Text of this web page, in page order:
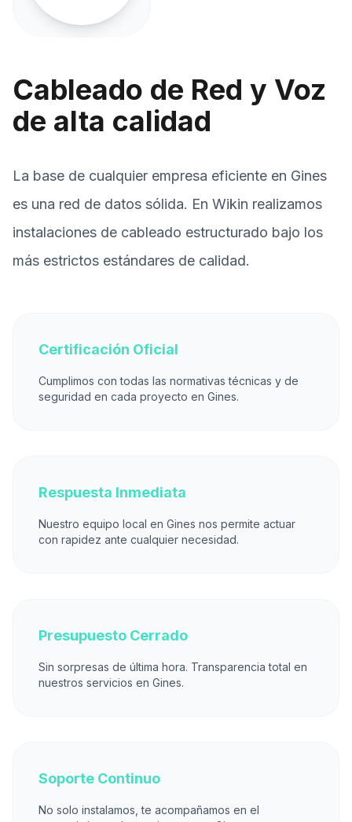
Cableado de Red y Voz
de alta calidad
La base de cualquier empresa eficiente en Gines
es una red de datos sólida. En Wikin realizamos
instalaciones de cableado estructurado bajo los
más estrictos estándares de calidad.
Certificación Oficial
Cumplimos con todas las normativas técnicas y de
seguridad en cada proyecto en Gines.
Respuesta Inmediata
Nuestro equipo local en Gines nos permite actuar
con rapidez ante cualquier necesidad.
Presupuesto Cerrado
Sin sorpresas de última hora. Transparencia total en
nuestros servicios en Gines.
Soporte Continuo
No solo instalamos, te acompañamos en el